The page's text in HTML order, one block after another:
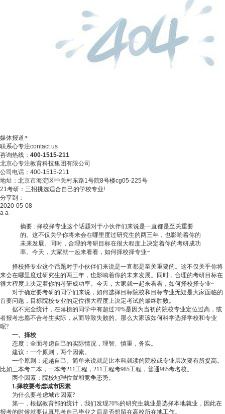
媒体报道>
联系心专注contact us
咨询热线： 400-1515-211
北京心专注教育科技集团有限公司
公司电话：400-1515-211
地址：北京市海淀区中关村东路1号院8号楼cg05-225号
21考研：三招挑选适合自己的学校专业!
分享到：
2020-05-08
a a-
摘要 : 择校择专业这个话题对于小伙伴们来说是一直都是至关重要
的。这不仅关乎你将来会在哪里度过研究生的两三年，也影响着你的
未来发展。同时，合理的考研目标在很大程度上决定着你的考研成功
率。今天，大家就一起来看看，如何择校择专业~
择校择专业这个话题对于小伙伴们来说是一直都是至关重要的。这不仅关乎你将
来会在哪里度过研究生的两三年，也影响着你的未来发展。同时，合理的考研目标在
很大程度上决定着你的考研成功率。今天，大家就一起来看看，如何择校择专业~
对于确定要考研的同学们来说，如何选择目标院校和目标专业无疑是大家面临的
首要问题，目标院校专业的定位很大程度上决定考试的最终胜败。
据不完全统计，在落榜的同学中有超过70%是因为当初的院校专业定位过高，或
者报考志愿不合考生实际，从而导致失败的。那么大家该如何科学选择学校和专业
呢?
一、择校
态度：全面考虑自己的实际情况，理智、慎重，务实。
建议：一个原则，两个因素。
一个原则：超越自己。简单来说就是比本科就读的院校或专业层次要有所提高。
比如三本考二本，一本考211工程，211工程考985工程，普通985考名校。
两个因素：院校地理位置和竞争态势。
1.择校要考虑城市因素
为什么要考虑城市因素?
第一，根据教育部的统计，我们发现70%的研究生就业是选择本地就业，因此在
报考的时候就要认真思考自己毕业之后是否想留在高校所在地工作。